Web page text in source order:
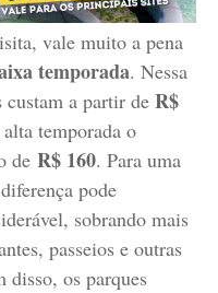
vale muito a pena
temporada. Nessa
custam a partir de R$
temporada o
de R$ 160. Para uma
pode
sobrando mais
passeios e outras
disso, os parques